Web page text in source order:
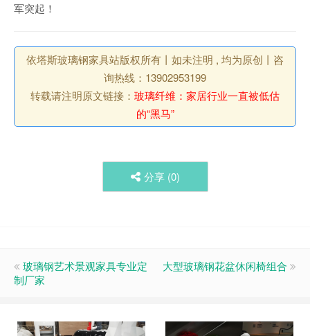
军突起！
依塔斯玻璃钢家具站版权所有丨如未注明 , 均为原创丨咨
询热线：13902953199
转载请注明原文链接： 玻璃纤维：家居行业一直被低估
的“黑马”
分享 (0)
玻璃钢艺术景观家具专业定
制厂家
大型玻璃钢花盆休闲椅组合